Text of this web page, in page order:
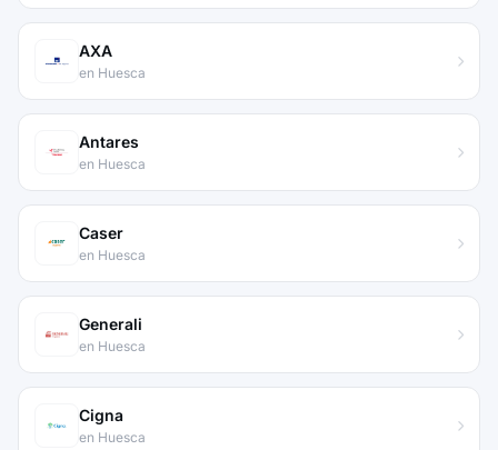
AXA
en Huesca
Antares
en Huesca
Caser
en Huesca
Generali
en Huesca
Cigna
en Huesca